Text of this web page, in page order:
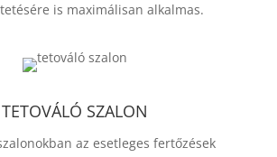
is maximálisan alkalmas.
TETOVÁLÓ SZALON
az esetleges fertőzések